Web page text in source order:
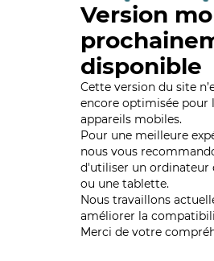
Version
disponible
Cette version du site
encore optimisée pour
appareils mobiles.
Pour une meilleure
nous vous
d'utiliser un ordinateur
ou une tablette.
Nous travaillons
améliorer la
Merci de votre